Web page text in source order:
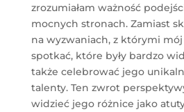
zrozumiałam ważność
mocnych stronach. Zamiast
na wyzwaniach, z którymi mój
spotkać, które były bardzo
także celebrować jego
talenty. Ten zwrot
widzieć jego różnice jako